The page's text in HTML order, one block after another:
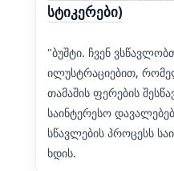
სტიკერები)
"ბუშტი. ჩვენ
ილუსტრაციებით,
თამაშის ფერების
საინტერესო
სწავლების პროცესს
ხდის.